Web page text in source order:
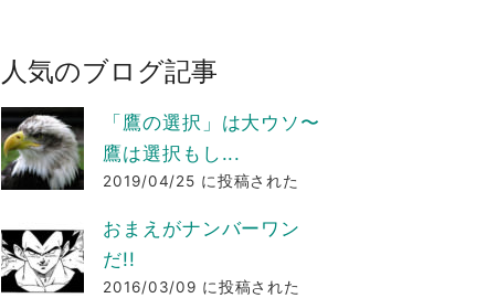
人気のブログ記事
「鷹の選択」は大ウソ〜
鷹は選択もし...
2019/04/25 に投稿された
おまえがナンバーワン
だ!!
2016/03/09 に投稿された